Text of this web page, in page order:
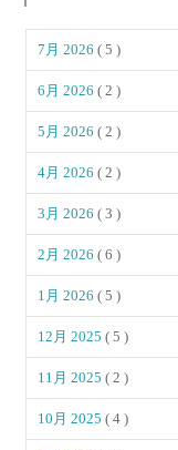
7月 2026( 5 )
6月 2026( 2 )
5月 2026( 2 )
4月 2026( 2 )
3月 2026( 3 )
2月 2026( 6 )
1月 2026( 5 )
12月 2025( 5 )
11月 2025( 2 )
10月 2025( 4 )